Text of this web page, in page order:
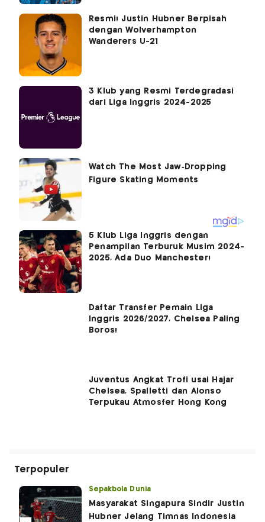
Resmi! Justin Hubner Berpisah
dengan Wolverhampton
Wanderers U-21
3 Klub yang Resmi Terdegradasi
dari Liga Inggris 2024-2025
5 Klub Liga Inggris dengan
Penampilan Terburuk Musim 2024-
2025, Ada Duo Manchester!
Daftar Transfer Pemain Liga
Inggris 2026/2027, Chelsea Paling
Boros!
Juventus Angkat Trofi usai Hajar
Chelsea, Spalletti dan Alonso
Terpukau Atmosfer Hong Kong
Terpopuler
Sepakbola Dunia
Masyarakat Singapura Sindir Justin
Hubner Jelang Timnas Indonesia